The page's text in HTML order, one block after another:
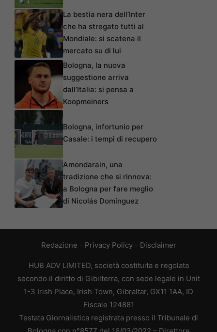
La bestia nera dell’Inter
che ha stregato tutti al
Mondiale: si scatena il
mercato su di lui
Bologna, la nuova
suggestione arriva
dall’Italia: si pensa a
Koopmeiners
Bologna, infortunio per
Casale: i tempi di recupero
Amondarain, una
tradizione che si rinnova:
a Bologna per fare meglio
di Nicolás Domínguez
Redazione - Privacy Policy- Disclaimer
HUB ADV LIMITED, società costituita e regolata
secondo il diritto di Gibilterra, con sede legale in Unit
1-3 Irish Place, Irish Town, Gibraltar, GX11 1AA, ID
Fiscale 124881
Testata Giornalistica registrata presso il Tribunale di